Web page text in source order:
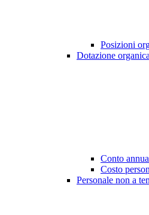
Posizioni
Dotazione organica
Conto
Costo
Personale non a